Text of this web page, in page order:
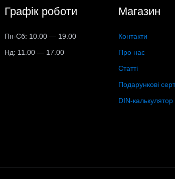
Графік роботи
Пн-Сб: 10.00 — 19.00
Нд: 11.00 — 17.00
Магазин
Контакти
Про нас
Статті
Подарункові
DIN-калькулятор